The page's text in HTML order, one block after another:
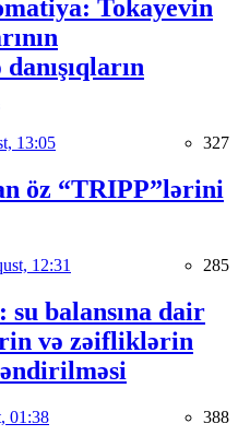
Tokayevin
13:05 327
öz “TRIPP”lərini
12:31 285
balansına dair
və zəifliklərin
01:38 388